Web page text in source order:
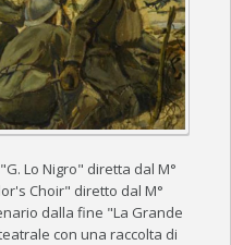
Lo Nigro" diretta dal M°
Choir" diretto dal M°
dalla fine "La Grande
con una raccolta di